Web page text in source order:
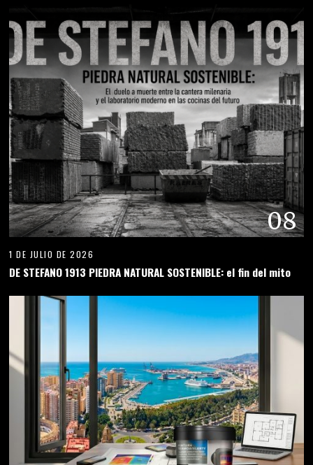
08
1 DE JULIO DE 2026
DE STEFANO 1913 PIEDRA NATURAL SOSTENIBLE: el fin del mito